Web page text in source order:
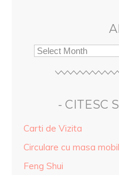
- CITESC
Carti de Vizita
Circulare cu masa
Feng Shui